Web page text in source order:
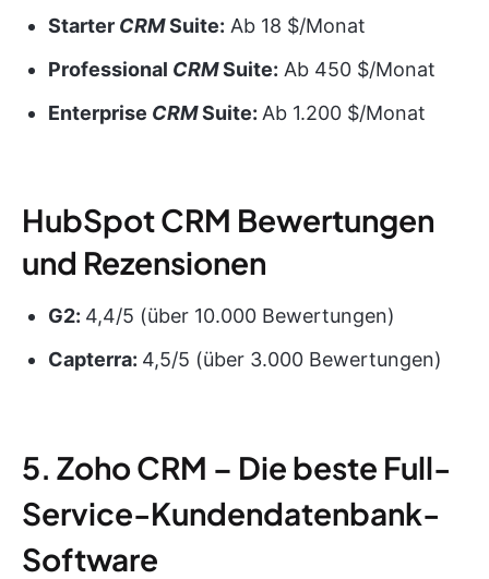
Starter CRMSuite: Ab 18 $/Monat
Professional CRMSuite: Ab 450 $/Monat
Enterprise CRMSuite: Ab 1.200 $/Monat
HubSpot CRM Bewertungen
und Rezensionen
G2: 4,4/5 (über 10.000 Bewertungen)
Capterra: 4,5/5 (über 3.000 Bewertungen)
5. Zoho CRM – Die beste Full-
Service-Kundendatenbank-
Software